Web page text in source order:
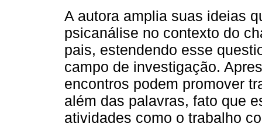
A autora amplia suas ideias
psicanálise no contexto do
pais, estendendo esse
campo de investigação.
encontros podem promover
além das palavras, fato que
atividades como o trabalho